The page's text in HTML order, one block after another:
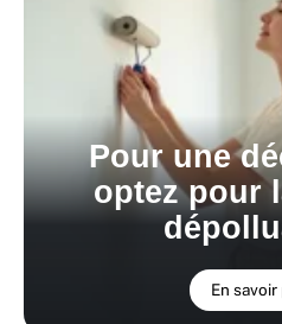
Pour une
optez pour
En